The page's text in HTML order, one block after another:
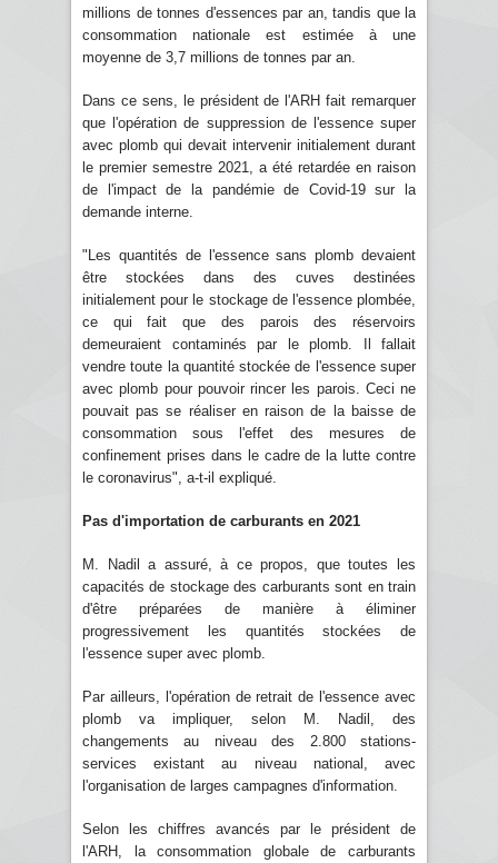
millions de tonnes d'essences par an, tandis que la
consommation nationale est estimée à une
moyenne de 3,7 millions de tonnes par an.
Dans ce sens, le président de l'ARH fait remarquer
que l'opération de suppression de l'essence super
avec plomb qui devait intervenir initialement durant
le premier semestre 2021, a été retardée en raison
de l'impact de la pandémie de Covid-19 sur la
demande interne.
"Les quantités de l'essence sans plomb devaient
être stockées dans des cuves destinées
initialement pour le stockage de l'essence plombée,
ce qui fait que des parois des réservoirs
demeuraient contaminés par le plomb. Il fallait
vendre toute la quantité stockée de l'essence super
avec plomb pour pouvoir rincer les parois. Ceci ne
pouvait pas se réaliser en raison de la baisse de
consommation sous l'effet des mesures de
confinement prises dans le cadre de la lutte contre
le coronavirus", a-t-il expliqué.
Pas d'importation de carburants en 2021
M. Nadil a assuré, à ce propos, que toutes les
capacités de stockage des carburants sont en train
d'être préparées de manière à éliminer
progressivement les quantités stockées de
l'essence super avec plomb.
Par ailleurs, l'opération de retrait de l'essence avec
plomb va impliquer, selon M. Nadil, des
changements au niveau des 2.800 stations-
services existant au niveau national, avec
l'organisation de larges campagnes d'information.
Selon les chiffres avancés par le président de
l'ARH, la consommation globale de carburants